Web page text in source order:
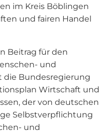
im Kreis Böblingen
und fairen Handel
Beitrag für den
und
die Bundesregierung
Wirtschaft und
der von deutschen
Selbstverpflichtung
und